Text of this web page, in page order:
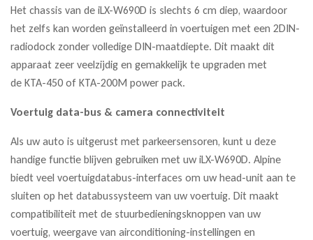
Het chassis van de iLX-W690D is slechts 6 cm diep, waardoor
het zelfs kan worden geïnstalleerd in voertuigen met een 2DIN-
radiodock zonder volledige DIN-maatdiepte. Dit maakt dit
apparaat zeer veelzijdig en gemakkelijk te upgraden met
de KTA-450 of KTA-200M power pack.
Voertuig data-bus & camera connectiviteit
Als uw auto is uitgerust met parkeersensoren, kunt u deze
handige functie blijven gebruiken met uw iLX-W690D. Alpine
biedt veel voertuigdatabus-interfaces om uw head-unit aan te
sluiten op het databussysteem van uw voertuig. Dit maakt
compatibiliteit met de stuurbedieningsknoppen van uw
voertuig, weergave van airconditioning-instellingen en